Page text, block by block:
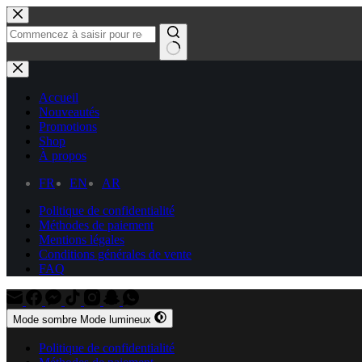
Passer
au
contenu
Aucun
résultat
Accueil
Nouveautés
Promotions
Shop
À propos
FR
EN
AR
Politique de confidentialité
Méthodes de paiement
Mentions légales
Conditions générales de vente
FAQ
Mode sombre Mode lumineux
Politique de confidentialité